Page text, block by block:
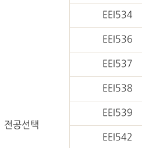
전공선택
EEI534
EEI536
EEI537
EEI538
EEI539
EEI542